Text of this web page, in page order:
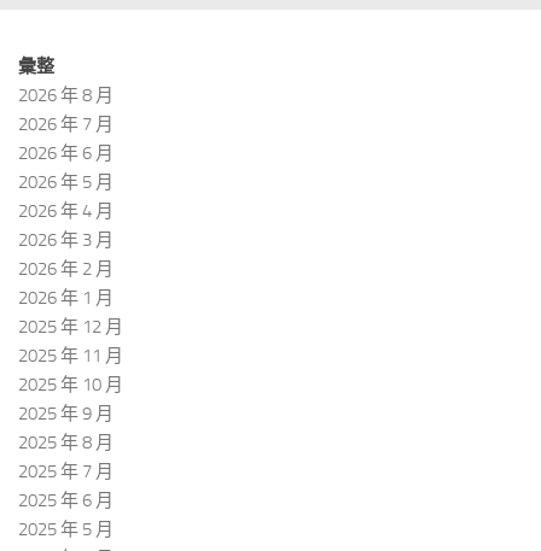
彙整
2026 年 8 月
2026 年 7 月
2026 年 6 月
2026 年 5 月
2026 年 4 月
2026 年 3 月
2026 年 2 月
2026 年 1 月
2025 年 12 月
2025 年 11 月
2025 年 10 月
2025 年 9 月
2025 年 8 月
2025 年 7 月
2025 年 6 月
2025 年 5 月